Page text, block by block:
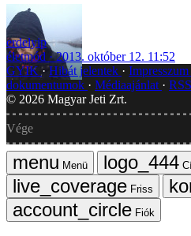
erdelyip
életmód
2013. október 12. 11:52
GYIK Hibát jelentek Impresszum
dokumentumok
Médiaajánlat RSS
© 2026 Magyar Jeti Zrt.
Vége
Menü
Friss
Fiók